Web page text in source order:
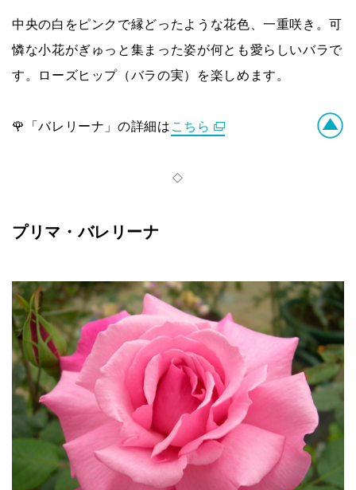
中央の白をピンクで縁どったような花色、一重咲き。可
憐な小花がぎゅっと集まった姿が何とも愛らしいバラで
す。ローズヒップ（バラの実）を楽しめます。
🌹「バレリーナ」の詳細は こちら
◇
プリマ・バレリーナ